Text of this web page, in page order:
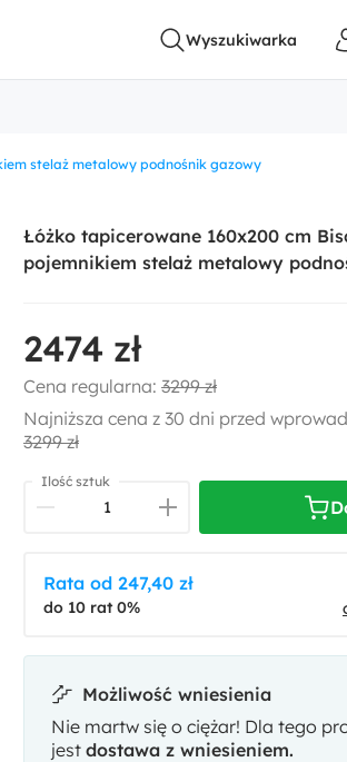
stelaż metalowy podnośnik gazowy
Łóżko tapicerowane 160x200 cm
pojemnikiem stelaż metalowy
2474 zł
Cena regularna: 3299 zł
Najniższa cena z 30 dni przed
3299 zł
Ilość sztuk
Rata od 247,40 zł
do 10 rat 0%
Możliwość wniesienia
Nie martw się o ciężar! Dla tego
jest dostawa z wniesieniem.